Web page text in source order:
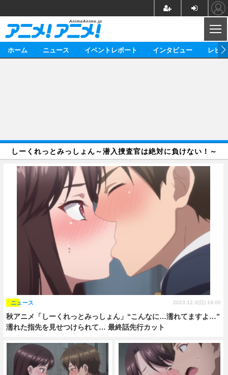
ゲーム グッズ
イベント 海外
海外イベント ビジネス
俳優・タレント アーティスト
ビジネス
レビュー
アニメ 実写
書評 イベント
ゲーム 座談会
動画
アニメ 映画/ドラマ
アニメ！アニメ！TV ABEMA Cafe
連載・コラム
ホーム ニュース イベントレポート インタビュー レビ
しーくれっとみっしょん～潜入捜査官は絶対に負けない！～
秋アニメ「しーくれっとみっしょん」“こんなに…濡れてますよ…”
濡れた指先を見せつけられて… 最終話先行カット
ニュース 2023.12.3(日) 19:00